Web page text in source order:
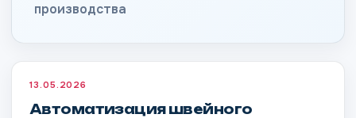
производства
13.05.2026
Автоматизация швейного